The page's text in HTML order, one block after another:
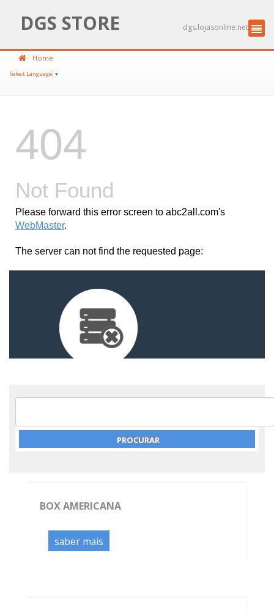
DGS STORE dgs.lojasonline.net
Home
Select Language ▼
BOX AMERICANA
saber mais